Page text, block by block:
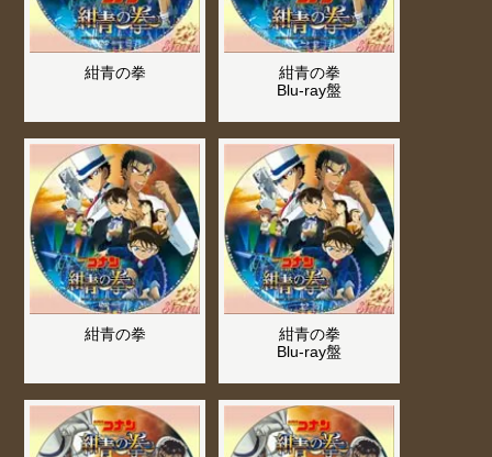
紺青の拳
紺青の拳
Blu-ray盤
紺青の拳
紺青の拳
Blu-ray盤